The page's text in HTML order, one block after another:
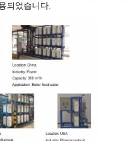
되었습니다.